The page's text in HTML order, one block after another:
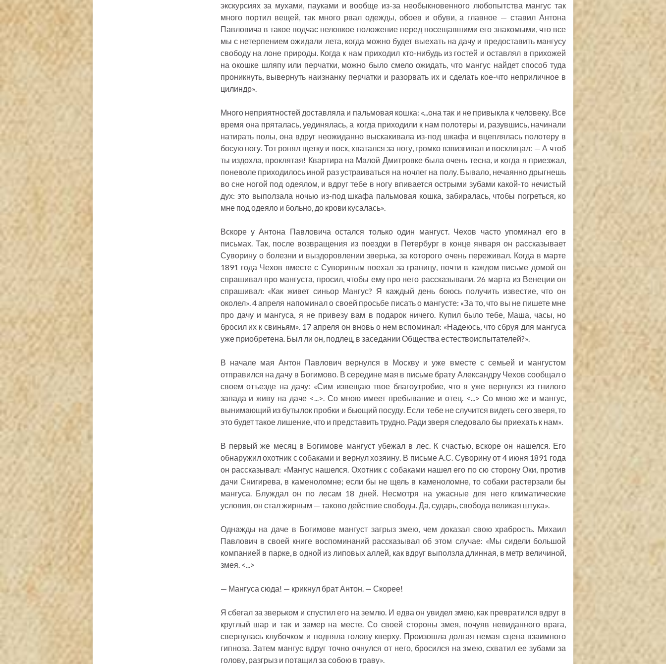
экскурсиях за мухами, пауками и вообще из-за необыкновенного любопытства мангус так
много портил вещей, так много рвал одежды, обоев и обуви, а главное — ставил Антона
Павловича в такое подчас неловкое положение перед посещавшими его знакомыми, что все
мы с нетерпением ожидали лета, когда можно будет выехать на дачу и предоставить мангусу
свободу на лоне природы. Когда к нам приходил кто-нибудь из гостей и оставлял в прихожей
на окошке шляпу или перчатки, можно было смело ожидать, что мангус найдет способ туда
проникнуть, вывернуть наизнанку перчатки и разорвать их и сделать кое-что неприличное в
цилиндр».
Много неприятностей доставляла и пальмовая кошка: «...она так и не привыкла к человеку. Все
время она пряталась, уединялась, а когда приходили к нам полотеры и, разувшись, начинали
натирать полы, она вдруг неожиданно выскакивала из-под шкафа и вцеплялась полотеру в
босую ногу. Тот ронял щетку и воск, хватался за ногу, громко взвизгивал и восклицал: — А чтоб
ты издохла, проклятая! Квартира на Малой Дмитровке была очень тесна, и когда я приезжал,
поневоле приходилось иной раз устраиваться на ночлег на полу. Бывало, нечаянно дрыгнешь
во сне ногой под одеялом, и вдруг тебе в ногу впивается острыми зубами какой-то нечистый
дух: это выползала ночью из-под шкафа пальмовая кошка, забиралась, чтобы погреться, ко
мне под одеяло и больно, до крови кусалась».
Вскоре у Антона Павловича остался только один мангуст. Чехов часто упоминал его в
письмах. Так, после возвращения из поездки в Петербург в конце января он рассказывает
Суворину о болезни и выздоровлении зверька, за которого очень переживал. Когда в марте
1891 года Чехов вместе с Сувориным поехал за границу, почти в каждом письме домой он
спрашивал про мангуста, просил, чтобы ему про него рассказывали. 26 марта из Венеции он
спрашивал: «Как живет синьор Мангус? Я каждый день боюсь получить известие, что он
околел». 4 апреля напоминал о своей просьбе писать о мангусте: «За то, что вы не пишете мне
про дачу и мангуса, я не привезу вам в подарок ничего. Купил было тебе, Маша, часы, но
бросил их к свиньям». 17 апреля он вновь о нем вспоминал: «Надеюсь, что сбруя для мангуса
уже приобретена. Был ли он, подлец, в заседании Общества естествоиспытателей?».
В начале мая Антон Павлович вернулся в Москву и уже вместе с семьей и мангустом
отправился на дачу в Богимово. В середине мая в письме брату Александру Чехов сообщал о
своем отъезде на дачу: «Сим извещаю твое благоутробие, что я уже вернулся из гнилого
запада и живу на даче <...>. Со мною имеет пребывание и отец. <...> Со мною же и мангус,
вынимающий из бутылок пробки и бьющий посуду. Если тебе не случится видеть сего зверя, то
это будет такое лишение, что и представить трудно. Ради зверя следовало бы приехать к нам».
В первый же месяц в Богимове мангуст убежал в лес. К счастью, вскоре он нашелся. Его
обнаружил охотник с собаками и вернул хозяину. В письме А.С. Суворину от 4 июня 1891 года
он рассказывал: «Мангус нашелся. Охотник с собаками нашел его по сю сторону Оки, против
дачи Снигирева, в каменоломне; если бы не щель в каменоломне, то собаки растерзали бы
мангуса. Блуждал он по лесам 18 дней. Несмотря на ужасные для него климатические
условия, он стал жирным — таково действие свободы. Да, сударь, свобода великая штука».
Однажды на даче в Богимове мангуст загрыз змею, чем доказал свою храбрость. Михаил
Павлович в своей книге воспоминаний рассказывал об этом случае: «Мы сидели большой
компанией в парке, в одной из липовых аллей, как вдруг выползла длинная, в метр величиной,
змея. <...>
— Мангуса сюда! — крикнул брат Антон. — Скорее!
Я сбегал за зверьком и спустил его на землю. И едва он увидел змею, как превратился вдруг в
круглый шар и так и замер на месте. Со своей стороны змея, почуяв невиданного врага,
свернулась клубочком и подняла голову кверху. Произошла долгая немая сцена взаимного
гипноза. Затем мангус вдруг точно очнулся от него, бросился на змею, схватил ее зубами за
голову, разгрыз и потащил за собою в траву».